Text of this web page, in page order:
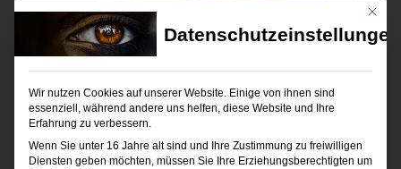
Outdoor Blitzen
1, Andorf, Oberösterreich, Österreich
Mit
Datenschutzeinstellungen
Wir nutzen Cookies auf unserer Website. Einige von ihnen sind
essenziell, während andere uns helfen, diese Website und Ihre
Erfahrung zu verbessern.
Wenn Sie unter 16 Jahre alt sind und Ihre Zustimmung zu freiwilligen
Diensten geben möchten, müssen Sie Ihre Erziehungsberechtigten um